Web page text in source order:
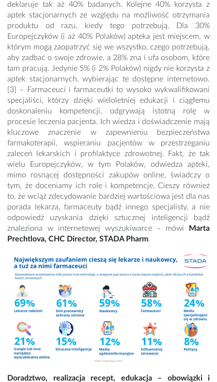
deklaruje tak aż 40% badanych. Kolejne 40% korzysta z
aptek stacjonarnych ze względu na możliwość otrzymania
produktu od razu, kiedy tego potrzebują. Dla 30%
Europejczyków (i aż 40% Polaków) apteka jest miejscem, w
którym mogą zaopatrzyć się we wszystko, czego potrzebują,
aby zadbać o swoje zdrowie, a 28% zna i ufa osobom, które
tam pracują. Jedynie 5% (i 2% Polaków) nigdy nie korzysta z
aptek stacjonarnych, wybierając te dostępne internetowo.
[3] – Farmaceuci i farmaceutki to wysoko wykwalifikowani
specjaliści, którzy dzięki wieloletniej edukacji i ciągłemu
doskonaleniu kompetencji, odgrywają istotną rolę w
procesie leczenia pacjenta. Ich wiedza i doświadczenie mają
kluczowe znaczenie w zapewnieniu bezpieczeństwa
farmakoterapii, wspieraniu pacjentów w przestrzeganiu
zaleceń lekarskich i profilaktyce zdrowotnej. Fakt, że tak
wielu Europejczyków, w tym Polaków, odwiedza apteki,
mimo rosnącej dostępności zakupów online, świadczy o
tym, że doceniamy ich role i kompetencje. Cieszy również
to, że wciąż zdecydowanie bardziej wartościowa jest dla nas
porada lekarza, farmaceuty bądź innego specjalisty, a nie
odpowiedź uzyskania dzięki sztucznej inteligencji bądź
znaleziona w internetowej wyszukiwarce – mówi Marta
Prechtlova, CHC Director, STADA Pharm.
Doradztwo, realizacja recept, edukacja – obowiązki i